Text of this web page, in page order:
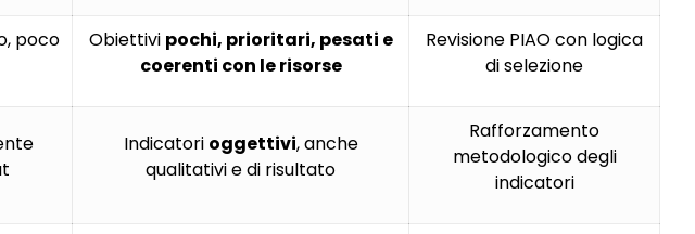
poco
Obiettivi pochi, prioritari, pesati e
coerenti con le risorse
Revisione PIAO con logica
di selezione
Indicatori oggettivi, anche
qualitativi e di risultato
Rafforzamento
metodologico degli
indicatori